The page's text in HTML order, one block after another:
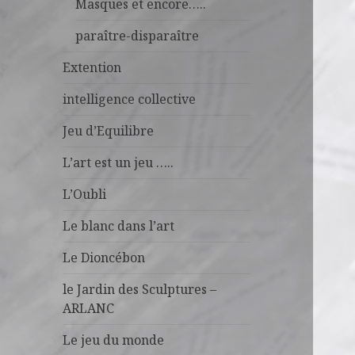
Masques et encore…..
paraître-disparaître
Extention
intelligence collective
Jeu d’Equilibre
L’art est un jeu …..
L’Oubli
Le blanc dans l’art
Le Dioncébon
le Jardin des Sculptures –
ARLANC
Le jeu du monde